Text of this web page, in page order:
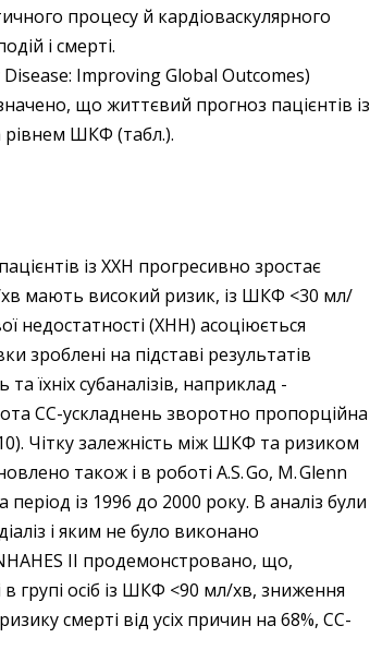
процесу й кардіо­васкулярного
і смерті.
Improving Global Outcomes)
що життєвий прогноз пацієнтів із
рівнем ШКФ (табл.).
із ХХН прогресивно зростає
мають високий ризик, із ШКФ <30 мл/
недостатності (ХНН) асоціюється
зроблені на підставі результатів
їхніх субаналізів, наприклад
СС-ускладнень зворотно пропорційна
Чітку залежність між ШКФ та ризиком
також і в роботі A.S. Go, M. Glenn
період із 1996 до 2000 року. В аналіз були
і яким не було виконано
II продемонстровано, що,
групі осіб із ШКФ <90 мл/хв, зниження
смерті від усіх причин на 68%, СС-